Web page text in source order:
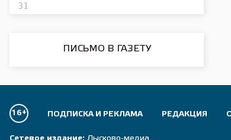
31
ПИСЬМО В ГАЗЕТУ
16+ ПОДПИСКА И РЕКЛАМА РЕДАКЦИЯ